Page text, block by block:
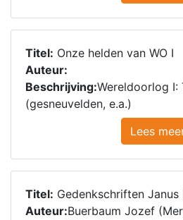
Titel: Onze helden van WO I
Auteur:
Beschrijving:Wereldoorlog I:
(gesneuvelden, e.a.)
Lees
Titel: Gedenkschriften
Auteur:Buerbaum Jozef